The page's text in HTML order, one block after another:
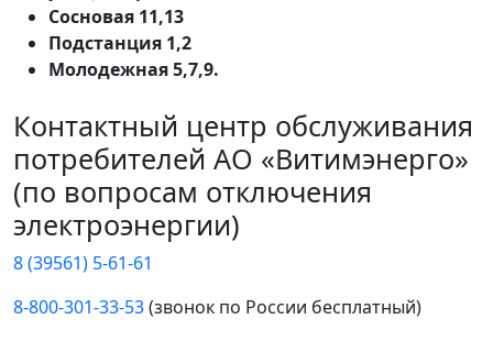
Сосновая 11,13
Подстанция 1,2
Молодежная 5,7,9.
Контактный центр обслуживания
потребителей АО «Витимэнерго»
(по вопросам отключения
электроэнергии)
8 (39561) 5-61-61
8-800-301-33-53(звонок по России бесплатный)